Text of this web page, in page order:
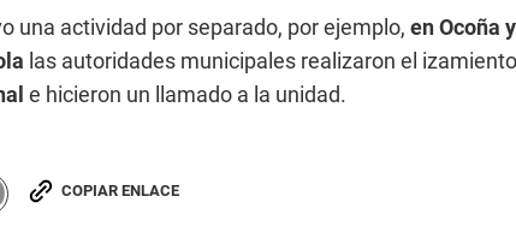
una actividad por separado, por ejemplo, en Ocoña y
las autoridades municipales realizaron el
e hicieron un llamado a la unidad.
COPIAR ENLACE